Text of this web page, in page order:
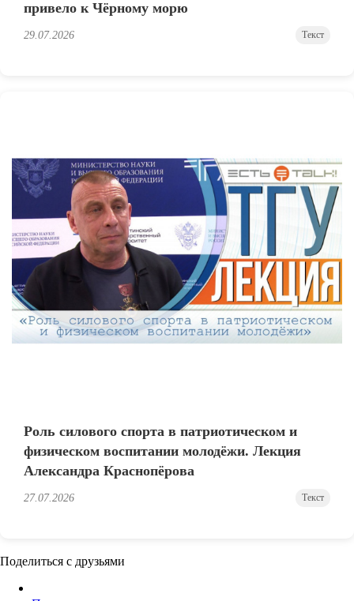
привело к Чёрному морю
29.07.2026 Текст
Роль силового спорта в патриотическом и
физическом воспитании молодёжи. Лекция
Александра Краснопёрова
27.07.2026 Текст
Поделиться с друзьями